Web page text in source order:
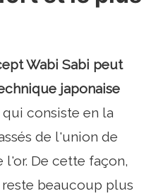
Wabi Sabi peut
japonaise
qui consiste en la
de l'union de
l'or. De cette façon,
beaucoup plus